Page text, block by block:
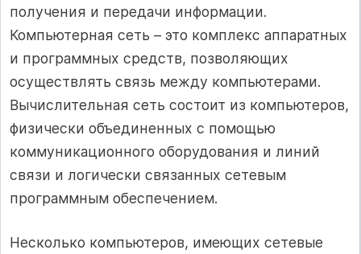
получения и передачи информации.
Компьютерная сеть – это комплекс аппаратных
и программных средств, позволяющих
осуществлять связь между компьютерами.
Вычислительная сеть состоит из компьютеров,
физически объединенных с помощью
коммуникационного оборудования и линий
связи и логически связанных сетевым
программным обеспечением.
Несколько компьютеров, имеющих сетевые